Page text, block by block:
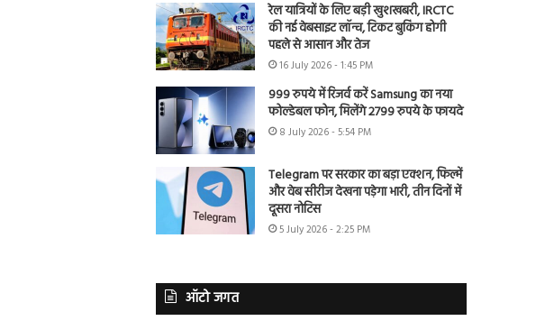
रेल यात्रियों के लिए बड़ी खुशखबरी, IRCTC
की नई वेबसाइट लॉन्च, टिकट बुकिंग होगी
पहले से आसान और तेज
16 July 2026 - 1:45 PM
999 रुपये में रिजर्व करें Samsung का नया
फोल्डेबल फोन, मिलेंगे 2799 रुपये के फायदे
8 July 2026 - 5:54 PM
Telegram पर सरकार का बड़ा एक्शन, फिल्में
और वेब सीरीज देखना पड़ेगा भारी, तीन दिनों में
दूसरा नोटिस
5 July 2026 - 2:25 PM
ऑटो जगत